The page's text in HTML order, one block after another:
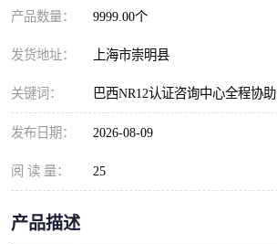
产品数量： 9999.00个
发货地址： 上海市崇明县
关键词： 巴西NR12认证咨询中心全程协助
发布日期： 2026-08-09
阅 读 量： 25
产品描述